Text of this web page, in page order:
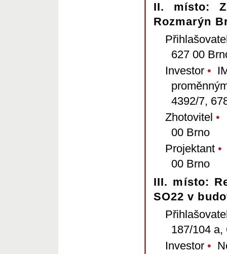
II. místo:
Rozmarýn
627 00
Investor •
4392/7,
Zhotovitel •
00 Brno
Projektant •
00 Brno
III. místo:
SO22 v
187/104 a,
Investor •